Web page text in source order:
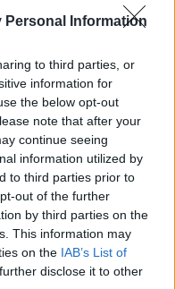
Personal Information
to third parties, or
information for
the below opt-out
note that after your
continue seeing
information utilized by
to third parties prior to
out of the further
by third parties on the
This information may
on the IAB’s List of
disclose it to other
ne hagyd, hogy
megküzdened, és
osztogat,
új cipőt.
kollégád meghív
helyes-e, amit
mert
érzékedet